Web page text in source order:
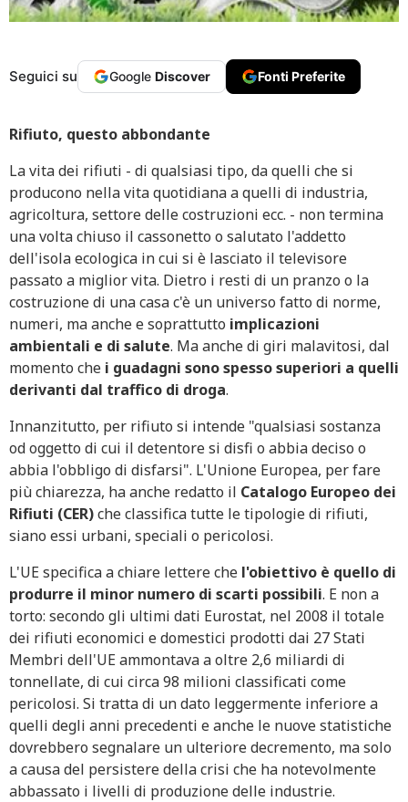
Seguici su Google Discover Fonti Preferite
Rifiuto, questo abbondante
La vita dei rifiuti - di qualsiasi tipo, da quelli che si
producono nella vita quotidiana a quelli di industria,
agricoltura, settore delle costruzioni ecc. - non termina
una volta chiuso il cassonetto o salutato l'addetto
dell'isola ecologica in cui si è lasciato il televisore
passato a miglior vita. Dietro i resti di un pranzo o la
costruzione di una casa c'è un universo fatto di norme,
numeri, ma anche e soprattutto implicazioni
ambientali e di salute. Ma anche di giri malavitosi, dal
momento che i guadagni sono spesso superiori a quelli
derivanti dal traffico di droga.
Innanzitutto, per rifiuto si intende "qualsiasi sostanza
od oggetto di cui il detentore si disfi o abbia deciso o
abbia l'obbligo di disfarsi". L'Unione Europea, per fare
più chiarezza, ha anche redatto il Catalogo Europeo dei
Rifiuti (CER)che classifica tutte le tipologie di rifiuti,
siano essi urbani, speciali o pericolosi.
L'UE specifica a chiare lettere che l'obiettivo è quello di
produrre il minor numero di scarti possibili. E non a
torto: secondo gli ultimi dati Eurostat, nel 2008 il totale
dei rifiuti economici e domestici prodotti dai 27 Stati
Membri dell'UE ammontava a oltre 2,6 miliardi di
tonnellate, di cui circa 98 milioni classificati come
pericolosi. Si tratta di un dato leggermente inferiore a
quelli degli anni precedenti e anche le nuove statistiche
dovrebbero segnalare un ulteriore decremento, ma solo
a causa del persistere della crisi che ha notevolmente
abbassato i livelli di produzione delle industrie.